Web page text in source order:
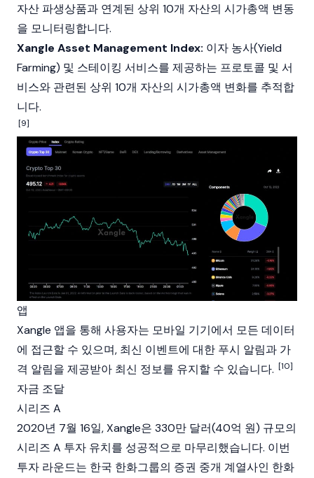
자산 파생상품과 연계된 상위 10개 자산의 시가총액 변동
을 모니터링합니다.
Xangle Asset Management Index: 이자 농사(Yield
Farming) 및 스테이킹 서비스를 제공하는 프로토콜 및 서
비스와 관련된 상위 10개 자산의 시가총액 변화를 추적합
니다.
[9]
앱
Xangle 앱을 통해 사용자는 모바일 기기에서 모든 데이터
에 접근할 수 있으며, 최신 이벤트에 대한 푸시 알림과 가
격 알림을 제공받아 최신 정보를 유지할 수 있습니다. [10]
자금 조달
시리즈 A
2020년 7월 16일, Xangle은 330만 달러(40억 원) 규모의
시리즈 A 투자 유치를 성공적으로 마무리했습니다. 이번
투자 라운드는 한국 한화그룹의 증권 중개 계열사인 한화